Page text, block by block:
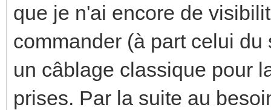
que je n'ai encore de
commander (à part celui
un câblage classique pour
prises. Par la suite au